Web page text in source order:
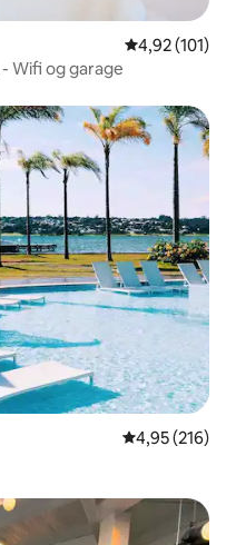
4,92 ud af 5 i
4,92 (101)
Wifi og garage
4,95 ud af 5 i
4,95 (216)